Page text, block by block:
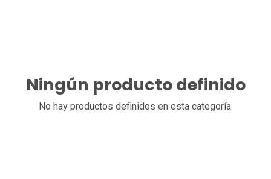
Ningún producto definido
No hay productos definidos en esta categoría.